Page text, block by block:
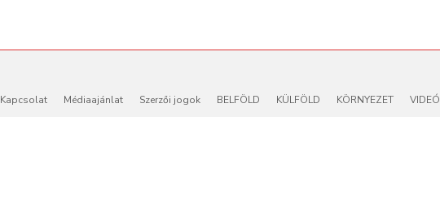
Kapcsolat Médiaajánlat Szerzői jogok BELFÖLD KÜLFÖLD KÖRNYEZET VIDEÓ